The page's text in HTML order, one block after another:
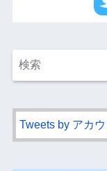
Tweets by アカ